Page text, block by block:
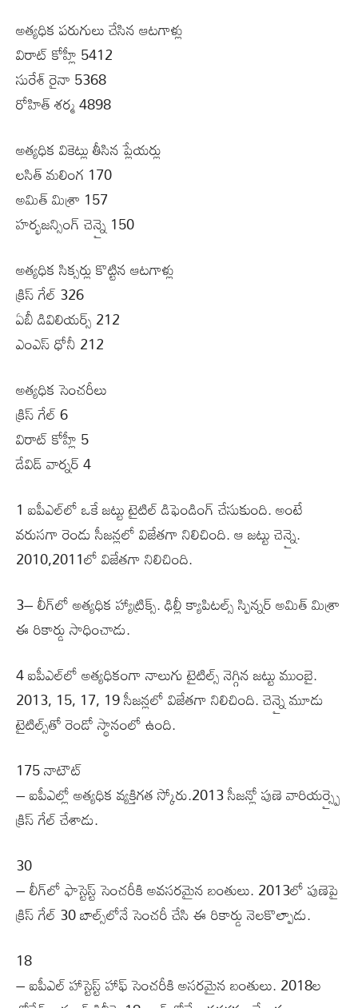
అత్యధిక పరుగులు చేసిన ఆటగాళ్లు
విరాట్ కోహ్లీ 5412
సురేశ్ రైనా 5368
రోహిత్ శర్మ 4898
అత్యధిక వికెట్లు తీసిన ప్లేయర్లు
లసిత్ మలింగ 170
అమిత్ మిశ్రా 157
హర్భజన్సింగ్ చెన్నై 150
అత్యధిక సిక్సర్లు కొట్టిన ఆటగాళ్లు
క్రిస్ గేల్ 326
ఏబీ డివిలియర్స్ 212
ఎంఎస్ ధోనీ 212
అత్యధిక సెంచరీలు
క్రిస్ గేల్ 6
విరాట్ కోహ్లీ 5
డేవిడ్ వార్నర్ 4
1 ఐపీఎల్‌లో ఒకే జట్టు టైటిల్‌ డిఫెండింగ్‌ చేసుకుంది. అంటే
వరుసగా రెండు సీజన్లలో విజేతగా నిలిచింది. ఆ జట్టు చెన్నై.
2010,2011లో విజేతగా నిలిచింది.
3– లీగ్‌లో అత్యధిక హ్యాట్రిక్స్‌. ఢిల్లీ క్యాపిటల్స్ స్పిన్నర్ అమిత్ మిశ్రా
ఈ రికార్డు సాధించాడు.
4 ఐపీఎల్‌లో అత్యధికంగా నాలుగు టైటిల్స్‌ నెగ్గిన జట్టు ముంబై.
2013, 15, 17, 19 సీజన్లలో విజేతగా నిలిచింది. చెన్నై మూడు
టైటిల్స్‌తో రెండో స్థానంలో ఉంది.
175 నాటౌట్
– ఐపీఎల్లో అత్యధిక వ్యక్తిగత స్కోరు.2013 సీజన్లో పుణె వారియర్స్పై
క్రిస్ గేల్ చేశాడు.
30
– లీగ్‌లో ఫాస్టెస్ట్‌ సెంచరీకి అవసరమైన బంతులు. 2013లో పుణెపై
క్రిస్‌ గేల్‌ 30 బాల్స్‌లోనే సెంచరీ చేసి ఈ రికార్డు నెలకొల్పాడు.
18
– ఐపీఎల్‌ హాస్టెస్ట్‌ హాఫ్ సెంచరీకి అసరమైన బంతులు. 2018ల